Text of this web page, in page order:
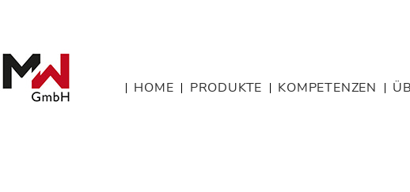
HOME PRODUKTE KOMPETENZEN